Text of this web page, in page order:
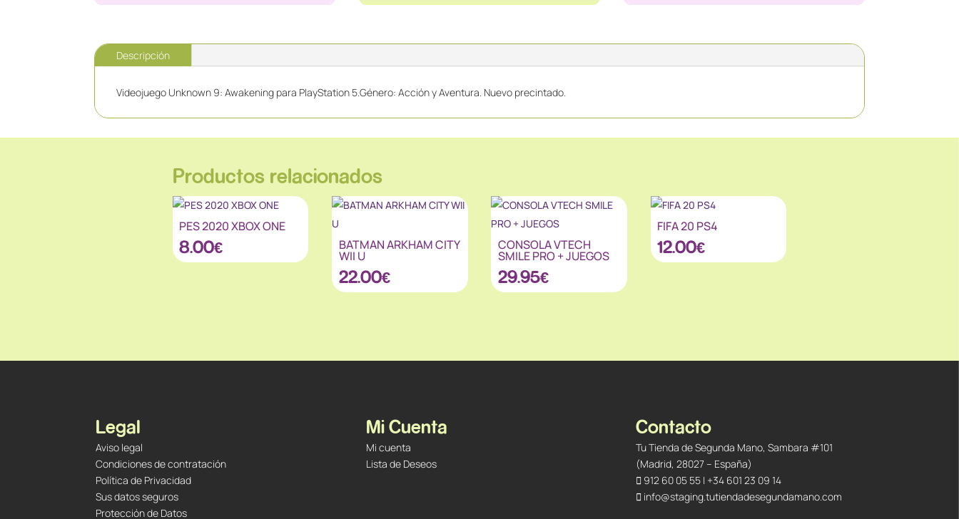
Descripción
Videojuego Unknown 9: Awakening para PlayStation 5.Género: Acción y Aventura. Nuevo precintado.
Productos relacionados
PES 2020 XBOX ONE
8.00€ BATMAN ARKHAM CITY
WII U
22.00€
CONSOLA VTECH
SMILE PRO + JUEGOS
29.95€
FIFA 20 PS4
12.00€
Legal
Aviso legal
Condiciones de contratación
Política de Privacidad
Sus datos seguros
Protección de Datos
Mi Cuenta
Mi cuenta
Lista de Deseos
Contacto
Tu Tienda de Segunda Mano, Sambara #101
(Madrid, 28027 – España)
912 60 05 55| +34 601 23 09 14
info@staging.tutiendadesegundamano.com